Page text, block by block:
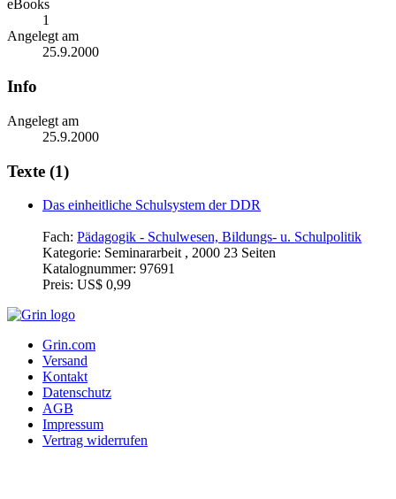
eBooks
1
Angelegt am
25.9.2000
Info
Angelegt am
25.9.2000
Texte (1)
Das einheitliche Schulsystem der DDR
Fach: Pädagogik - Schulwesen, Bildungs- u. Schulpolitik
Kategorie: Seminararbeit , 2000 23 Seiten
Katalognummer: 97691
Preis: US$ 0,99
Grin.com
Versand
Kontakt
Datenschutz
AGB
Impressum
Vertrag widerrufen